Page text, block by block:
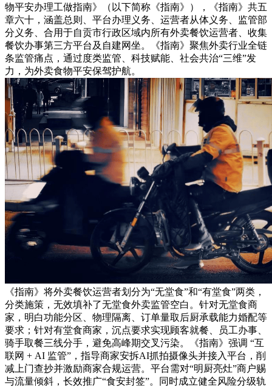
物平安办理工做指南》（以下简称《指南》），《指南》共五
章六十，涵盖总则、平台办理义务、运营者从体义务、监管部
分义务、合用于自贡市行政区域内所有外卖餐饮运营者、收集
餐饮办事第三方平台及自建网坐。《指南》聚焦外卖行业全链
条监管痛点，通过度类监管、科技赋能、社会共治“三维”发
力，为外卖食物平安保驾护航。
《指南》将外卖餐饮运营者划分为“无堂食”和“有堂食”两类，
分类施策，无效填补了无堂食外卖监管空白。针对无堂食商
家，明白功能分区、物理隔离、订单量取后厨承载能力婚配等
要求；针对有堂食商家，沉点要求实现顾客就餐、员工办事、
骑手取餐三线分手，避免高峰期交叉污染。《指南》强调 “互
联网 + AI 监管”，指导商家安拆AI抓拍摄像头并接入平台，削
减上门查抄并激励商家合规运营。平台需对“明厨亮灶”商户赐
与流量倾斜，长效推广“食安封签”。同时成立健全风险分级轨